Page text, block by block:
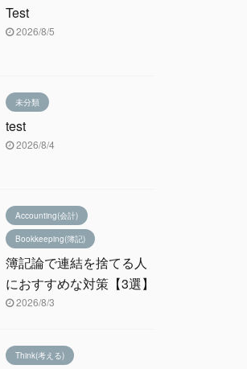
Test
2026/8/5
未分類
test
2026/8/4
Accounting(会計)
Bookkeeping(簿記)
簿記論で連結を捨てる人
におすすめな対策【3選】
2026/8/3
Think(考える)